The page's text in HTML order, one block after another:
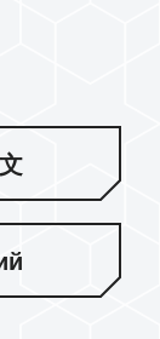
에도
대한 양의 비